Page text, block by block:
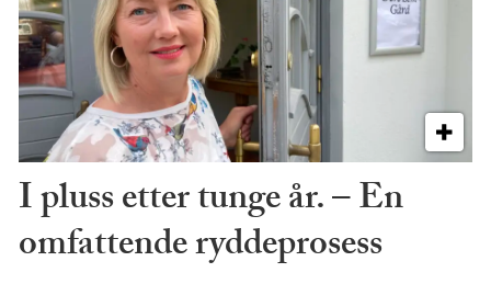
I pluss etter tunge år. – En
omfattende ryddeprosess